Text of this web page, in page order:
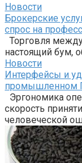
Новости
Брокерские
спрос на
Торговля
настоящий бум,
Новости
Интерфейсы и
промышленном
Эргономика
скорость
человеческой